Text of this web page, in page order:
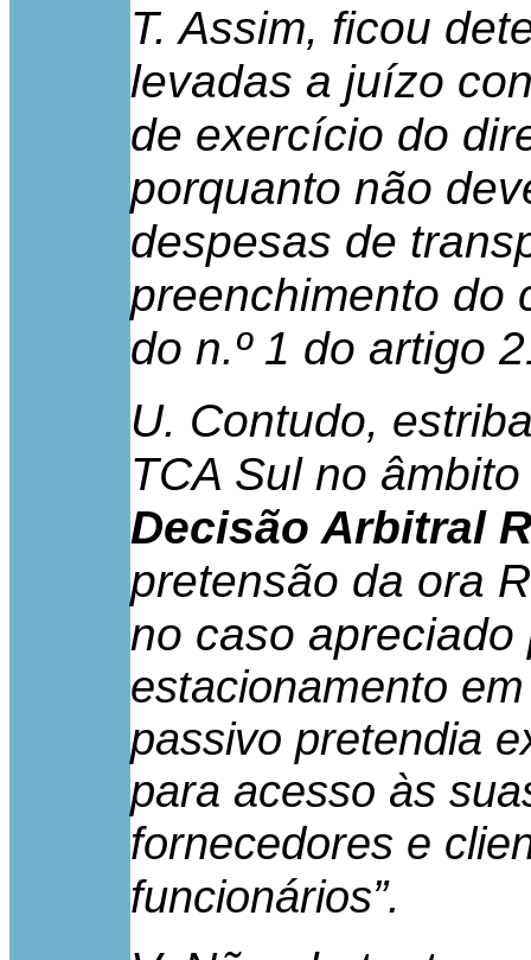
T. Assim, ficou
levadas a juízo
de exercício do
porquanto não
despesas de
preenchimento do
do n.º 1 do artigo
U. Contudo,
TCA Sul no
Decisão Arbitral
pretensão da ora
no caso apreciado
estacionamento
passivo pretendia
para acesso às
fornecedores e
funcionários”.